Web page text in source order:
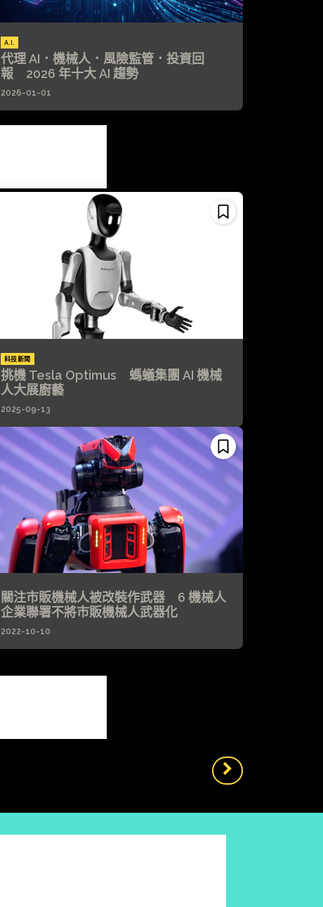
A.I.
代理 AI．機械人．風險監管．投資回
報 2026 年十大 AI 趨勢
2026-01-01
科技新聞
挑機 Tesla Optimus 螞蟻集團 AI 機械
人大展廚藝
2025-09-13
關注市販機械人被改裝作武器 6 機械人
企業聯署不將市販機械人武器化
2022-10-10